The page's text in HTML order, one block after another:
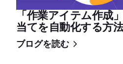
「作業アイテム作成
当てを自動化する方
ブログを読む